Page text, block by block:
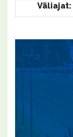
Väliajat: